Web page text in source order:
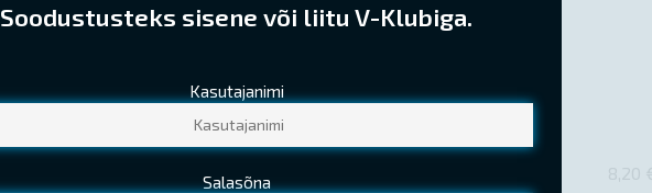
Soodustusteks sisene või liitu V-Klubiga.
Kasutajanimi
Salasõna